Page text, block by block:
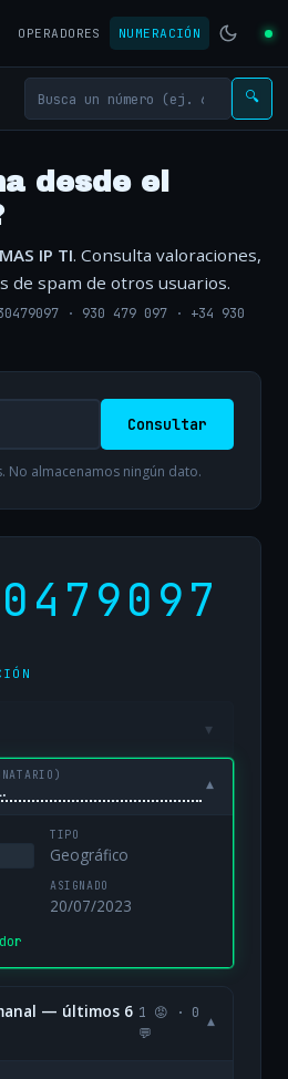
OPERADORES NUMERACIÓN
🔍
desde el
MAS IP TI. Consulta valoraciones,
de spam de otros usuarios.
· 930 479 097 · +34 930
Consultar
No almacenamos ningún dato.
▾
▾
TIPO
Geográfico
ASIGNADO
20/07/2023
— últimos 6 1 😡 · 0
💬
▾